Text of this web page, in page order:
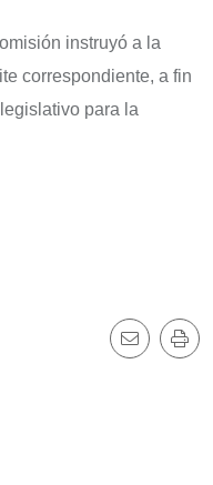
instruyó a la
correspondiente, a fin
para la